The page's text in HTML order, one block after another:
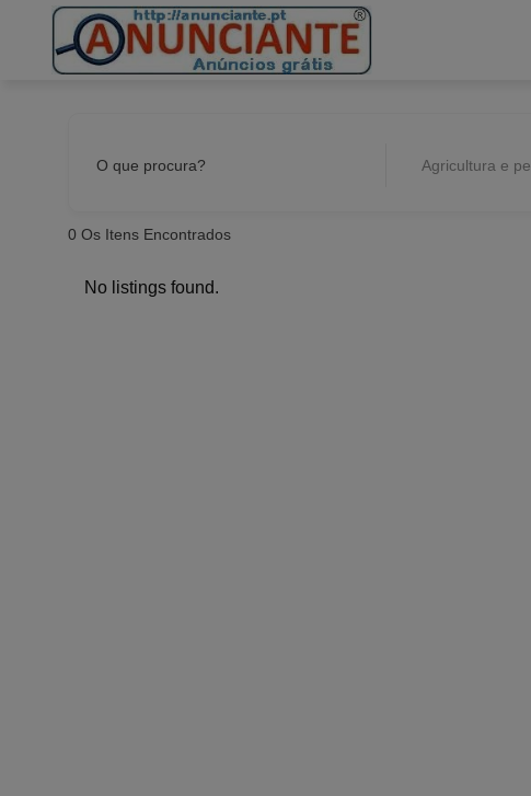
O que procura? Agricultura e
0 Os Itens Encontrados
No listings found.